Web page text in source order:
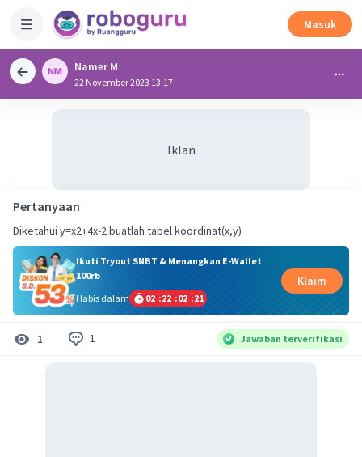
Masuk
Namer M
22 November 2023 13:17
Iklan
Pertanyaan
Diketahui y=x2+4x-2 buatlah tabel koordinat(x,y)
Ikuti Tryout SNBT & Menangkan E-Wallet
100rb
Habis dalam
02 :22 :02 :21
Klaim
1 1 Jawaban terverifikasi